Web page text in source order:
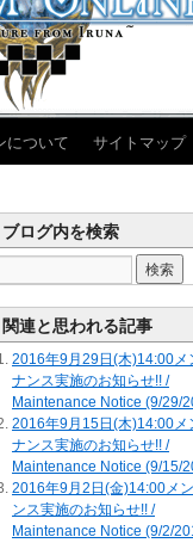
について サイトマップ
ブログ内を検索
関連と思われる記事
2016年9月29日(木)14:00メ
ナンス実施のお知らせ!! /
Maintenance Notice (9/29/
2016年9月15日(木)14:00メ
ナンス実施のお知らせ!! /
Maintenance Notice (9/15/
2016年9月2日(金)14:00メ
ンス実施のお知らせ!! /
Maintenance Notice (9/2/